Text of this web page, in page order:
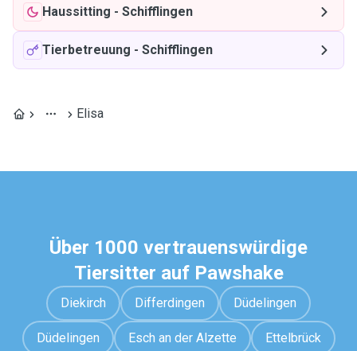
Haussitting - Schifflingen
Tierbetreuung - Schifflingen
Elisa
Über 1000 vertrauenswürdige
Tiersitter auf Pawshake
Diekirch Differdingen Düdelingen
Düdelingen Esch an der Alzette Ettelbrück